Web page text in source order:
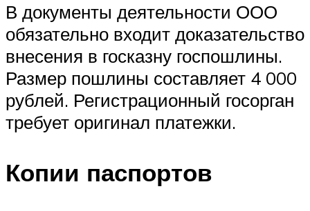
В документы деятельности ООО
обязательно входит доказательство
внесения в госказну госпошлины.
Размер пошлины составляет 4 000
рублей. Регистрационный госорган
требует оригинал платежки.
Копии паспортов